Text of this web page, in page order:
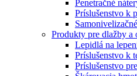
Penetračné
Príslušenstvo k
Produkty pre dlažby a
Lepidlá na
Príslušenstvo k
Príslušenstvo